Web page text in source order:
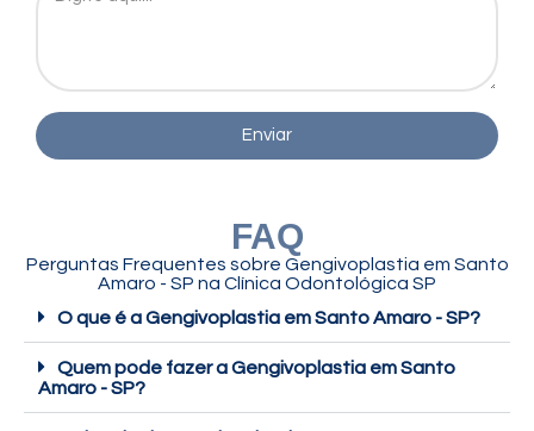
Enviar
FAQ
Perguntas Frequentes sobre Gengivoplastia em Santo
Amaro - SP na Clínica Odontológica SP
O que é a Gengivoplastia em Santo Amaro - SP?
Quem pode fazer a Gengivoplastia em Santo
Amaro - SP?